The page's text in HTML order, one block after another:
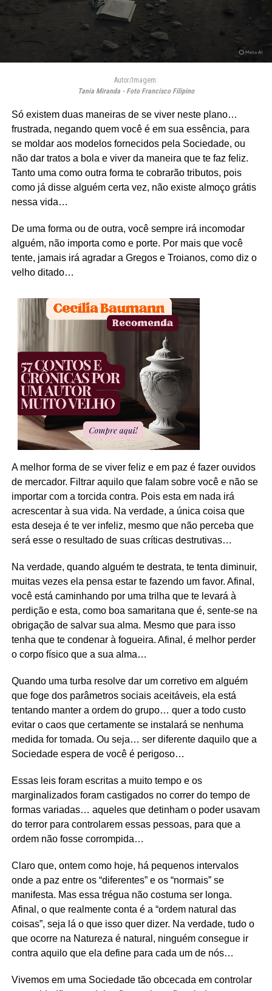
Autor/Imagem:
Tania Miranda - Foto Francisco Filipino
Só existem duas maneiras de se viver neste plano…
frustrada, negando quem você é em sua essência, para
se moldar aos modelos fornecidos pela Sociedade, ou
não dar tratos a bola e viver da maneira que te faz feliz.
Tanto uma como outra forma te cobrarão tributos, pois
como já disse alguém certa vez, não existe almoço grátis
nessa vida…
De uma forma ou de outra, você sempre irá incomodar
alguém, não importa como e porte. Por mais que você
tente, jamais irá agradar a Gregos e Troianos, como diz o
velho ditado…
A melhor forma de se viver feliz e em paz é fazer ouvidos
de mercador. Filtrar aquilo que falam sobre você e não se
importar com a torcida contra. Pois esta em nada irá
acrescentar à sua vida. Na verdade, a única coisa que
esta deseja é te ver infeliz, mesmo que não perceba que
será esse o resultado de suas críticas destrutivas…
Na verdade, quando alguém te destrata, te tenta diminuir,
muitas vezes ela pensa estar te fazendo um favor. Afinal,
você está caminhando por uma trilha que te levará à
perdição e esta, como boa samaritana que é, sente-se na
obrigação de salvar sua alma. Mesmo que para isso
tenha que te condenar à fogueira. Afinal, é melhor perder
o corpo físico que a sua alma…
Quando uma turba resolve dar um corretivo em alguém
que foge dos parâmetros sociais aceitáveis, ela está
tentando manter a ordem do grupo… quer a todo custo
evitar o caos que certamente se instalará se nenhuma
medida for tomada. Ou seja… ser diferente daquilo que a
Sociedade espera de você é perigoso…
Essas leis foram escritas a muito tempo e os
marginalizados foram castigados no correr do tempo de
formas variadas… aqueles que detinham o poder usavam
do terror para controlarem essas pessoas, para que a
ordem não fosse corrompida…
Claro que, ontem como hoje, há pequenos intervalos
onde a paz entre os “diferentes” e os “normais” se
manifesta. Mas essa trégua não costuma ser longa.
Afinal, o que realmente conta é a “ordem natural das
coisas”, seja lá o que isso quer dizer. Na verdade, tudo o
que ocorre na Natureza é natural, ninguém consegue ir
contra aquilo que ela define para cada um de nós…
Vivemos em uma Sociedade tão obcecada em controlar